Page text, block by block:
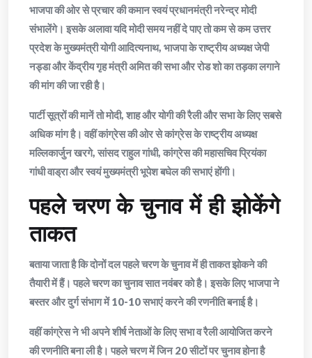
भाजपा की ओर से प्रचार की कमान स्वयं प्रधानमंत्री नरेन्द्र मोदी
संभालेंगे। इसके अलावा यदि मोदी समय नहीं दे पाए तो कम से कम उत्तर
प्रदेश के मुख्यमंत्री योगी आदित्यनाथ, भाजपा के राष्ट्रीय अध्यक्ष जेपी
नड्डा और केंद्रीय गृह मंत्री अमित की सभा और रोड शो का तड़का लगाने
की मांग की जा रही है।
पार्टी सूत्रों की मानें तो मोदी, शाह और योगी की रैली और सभा के लिए सबसे
अधिक मांग है। वहीं कांग्रेस की ओर से कांग्रेस के राष्ट्रीय अध्यक्ष
मल्लिकार्जुन खरगे, सांसद राहुल गांधी, कांग्रेस की महासचिव प्रियंका
गांधी वाड्रा और स्वयं मुख्यमंत्री भूपेश बघेल की सभाएं होंगी।
पहले चरण के चुनाव में ही झोकेंगे
ताकत
बताया जाता है कि दोनों दल पहले चरण के चुनाव में ही ताकत झोकने की
तैयारी में हैं। पहले चरण का चुनाव सात नवंबर को है। इसके लिए भाजपा ने
बस्तर और दुर्ग संभाग में 10-10 सभाएं करने की रणनीति बनाई है।
वहीं कांग्रेस ने भी अपने शीर्ष नेताओं के लिए सभा व रैली आयोजित करने
की रणनीति बना ली है। पहले चरण में जिन 20 सीटों पर चुनाव होना है